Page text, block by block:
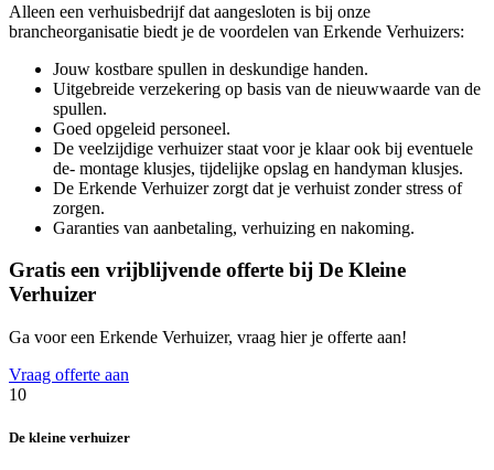
Alleen een verhuisbedrijf dat aangesloten is bij onze
brancheorganisatie biedt je de voordelen van Erkende Verhuizers:
Jouw kostbare spullen in deskundige handen.
Uitgebreide verzekering op basis van de nieuwwaarde van de
spullen.
Goed opgeleid personeel.
De veelzijdige verhuizer staat voor je klaar ook bij eventuele
de- montage klusjes, tijdelijke opslag en handyman klusjes.
De Erkende Verhuizer zorgt dat je verhuist zonder stress of
zorgen.
Garanties van aanbetaling, verhuizing en nakoming.
Gratis een vrijblijvende offerte bij De Kleine
Verhuizer
Ga voor een Erkende Verhuizer, vraag hier je offerte aan!
Vraag offerte aan
10
De kleine verhuizer